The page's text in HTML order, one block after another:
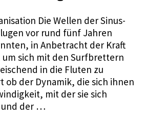
Die Wellen der Sinus-
vor rund fünf Jahren
in Anbetracht der Kraft
um sich mit den Surfbrettern
in die Fluten zu
der Dynamik, die sich ihnen
mit der sie sich
und der …